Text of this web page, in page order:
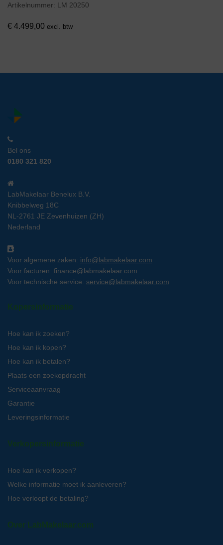
Artikelnummer: LM 20250
€ 4.499,00 excl. btw
Bel ons
0180 321 820
LabMakelaar Benelux B.V.
Knibbelweg 18C
NL-2761 JE Zevenhuizen (ZH)
Nederland
Voor algemene zaken: info@labmakelaar.com
Voor facturen: finance@labmakelaar.com
Voor technische service: service@labmakelaar.com
Kopersinformatie
Hoe kan ik zoeken?
Hoe kan ik kopen?
Hoe kan ik betalen?
Plaats een zoekopdracht
Serviceaanvraag
Garantie
Leveringsinformatie
Verkopersinformatie
Hoe kan ik verkopen?
Welke informatie moet ik aanleveren?
Hoe verloopt de betaling?
Over LabMakelaar.com